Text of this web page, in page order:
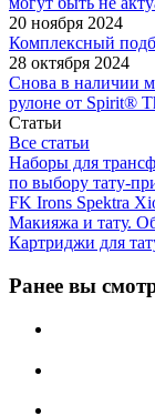
20 ноября 2024
Комплексный
28 октября 2024
Снова в наличии
рулоне от Spirit®
Статьи
Все статьи
Наборы для
по выбору
FK Irons Spektra
Макияжа и тату.
Картриджи для
Ранее вы